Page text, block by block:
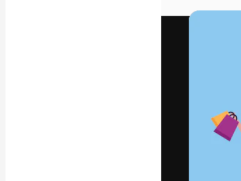
Videoer